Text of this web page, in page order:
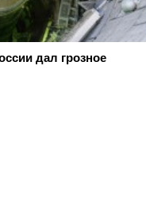
дал грозное